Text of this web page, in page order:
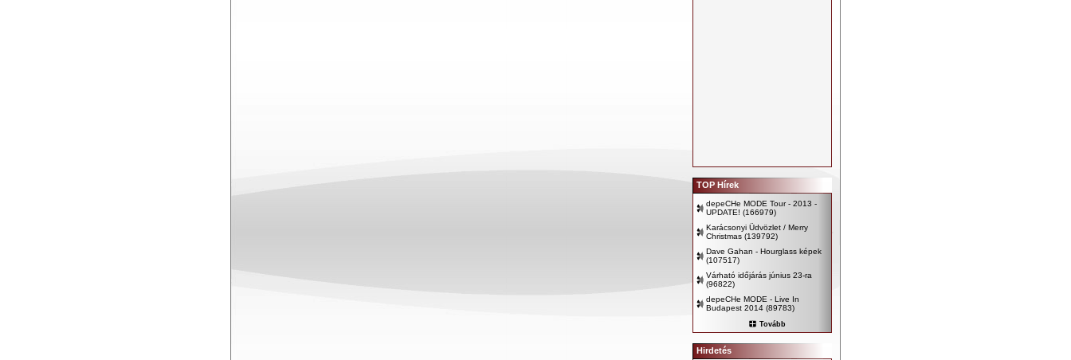
TOP Hírek
depeCHe MODE Tour - 2013 -
UPDATE! (166979)
Karácsonyi Üdvözlet / Merry
Christmas (139792)
Dave Gahan - Hourglass képek
(107517)
Várható időjárás június 23-ra
(96822)
depeCHe MODE - Live In
Budapest 2014 (89783)
Tovább
Hirdetés